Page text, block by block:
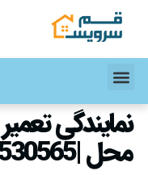
نمایندگی
محل |09191530565